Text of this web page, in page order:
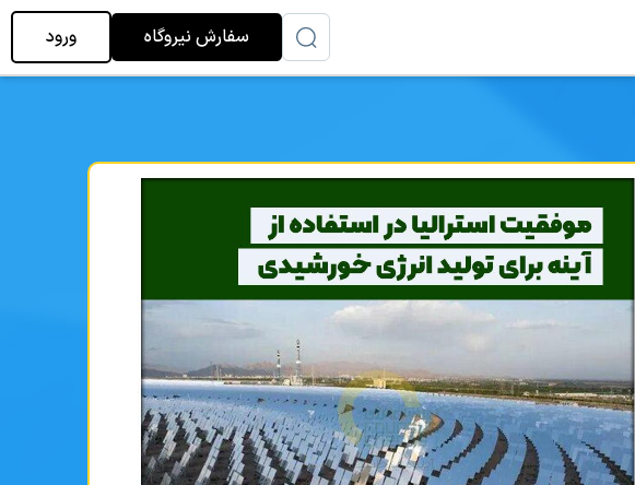
سفارش نیروگاه ورود